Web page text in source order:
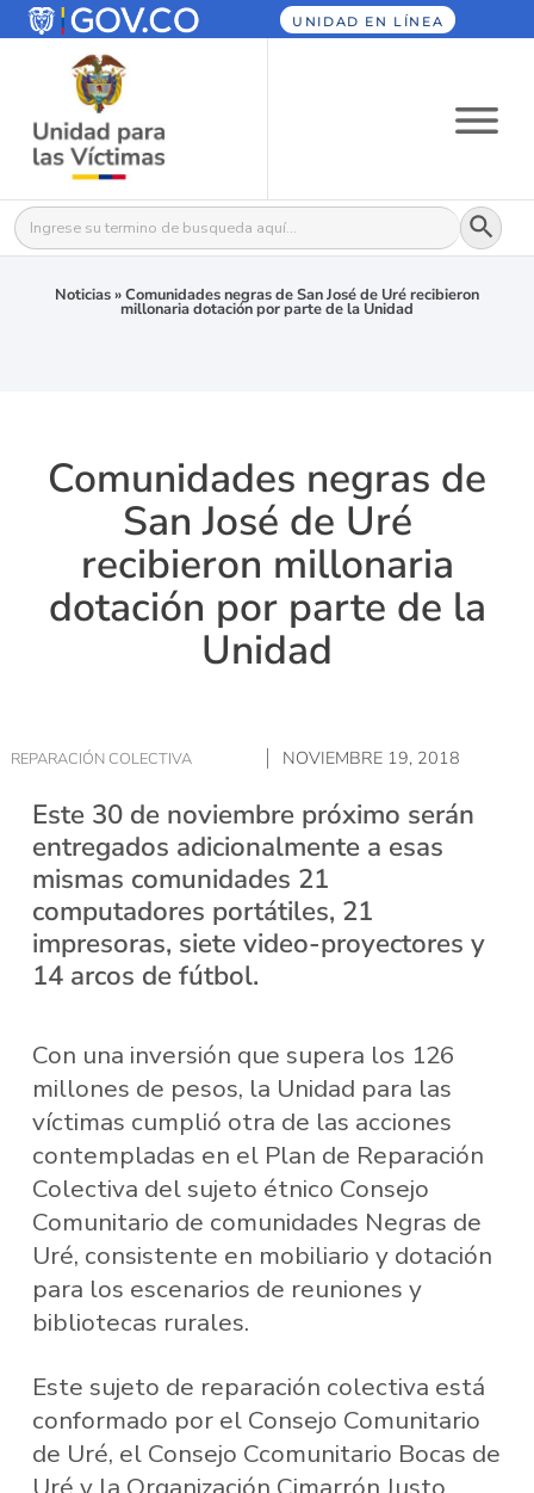
UNIDAD EN LÍNEA
Buscar: Botón
Noticias»Comunidades negras de San José de Uré recibieron
millonaria dotación por parte de la Unidad
Comunidades negras de
San José de Uré
recibieron millonaria
dotación por parte de la
Unidad
REPARACIÓN COLECTIVA NOVIEMBRE 19, 2018
Este 30 de noviembre próximo serán
entregados adicionalmente a esas
mismas comunidades 21
computadores portátiles, 21
impresoras, siete video-proyectores y
14 arcos de fútbol.
Con una inversión que supera los 126
millones de pesos, la Unidad para las
víctimas cumplió otra de las acciones
contempladas en el Plan de Reparación
Colectiva del sujeto étnico Consejo
Comunitario de comunidades Negras de
Uré, consistente en mobiliario y dotación
para los escenarios de reuniones y
bibliotecas rurales.
Este sujeto de reparación colectiva está
conformado por el Consejo Comunitario
de Uré, el Consejo Ccomunitario Bocas de